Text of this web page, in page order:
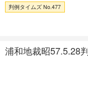
判例タイムズ No.477
浦和地裁昭57.5.28